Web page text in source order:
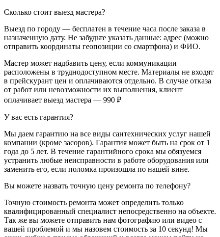
Сколько стоит выезд мастера?
Выезд по городу — бесплатен в течение часа после заказа в
назначенную дату. Не забудьте указать данные: адрес (можно
отправить координаты геопозиции со смартфона) и ФИО.
Мастер может надбавить цену, если коммуникации
расположены в труднодоступном месте. Материалы не входят
в прейскурант цен и оплачиваются отдельно. В случае отказа
от работ или невозможности их выполнения, клиент
оплачивает выезд мастера — 990 ₽
У вас есть гарантия?
Мы даем гарантию на все виды сантехнических услуг нашей
компании (кроме засоров). Гарантия может быть на срок от 1
года до 5 лет. В течение гарантийного срока мы обязуемся
устранить любые неисправности в работе оборудования или
заменить его, если поломка произошла по нашей вине.
Вы можете назвать точную цену ремонта по телефону?
Точную стоимость ремонта может определить только
квалифицированный специалист непосредственно на объекте.
Так же вы можете отправить нам фотографию или видео с
вашей проблемой и мы назовем стоимость за 10 секунд! Мы